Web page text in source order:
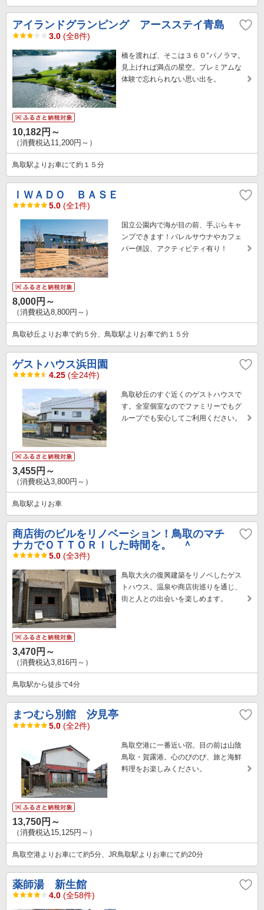
アイランドグランピング アースステイ青島
3.0 (全8件)
橋を渡れば、そこは３６０°パノラマ。
見上げれば満点の星空。プレミアムな
体験で忘れられない思い出を。
10,182円～
（消費税込11,200円～）
鳥取駅よりお車にて約１５分
ＩＷＡＤＯ ＢＡＳＥ
5.0 (全1件)
国立公園内で海が目の前、手ぶらキャ
ンプできます！バレルサウナやカフェ
バー併設、アクティビティ有り！
8,000円～
（消費税込8,800円～）
鳥取砂丘よりお車で約５分、鳥取駅よりお車で約１５分
ゲストハウス浜田園
4.25 (全24件)
鳥取砂丘のすぐ近くのゲストハウスで
す。全室個室なのでファミリーでもグ
ループでも安心してご利用ください。
3,455円～
（消費税込3,800円～）
鳥取駅よりお車
商店街のビルをリノベーション！鳥取のマチ
ナカでＯＴＴＯＲＩした時間を。 ＾
5.0 (全3件)
鳥取大火の復興建築をリノベしたゲス
トハウス。温泉や商店街巡りを通じ、
街と人との出会いを楽しめます。
3,470円～
（消費税込3,816円～）
鳥取駅から徒歩で4分
まつむら別館 汐見亭
5.0 (全2件)
鳥取空港に一番近い宿。目の前は山陰
鳥取・賀露港。心のびのび、旅と海鮮
料理をお楽しみください。
13,750円～
（消費税込15,125円～）
鳥取空港よりお車にて約5分、JR鳥取駅よりお車にて約20分
薬師湯 新生館
4.0 (全58件)